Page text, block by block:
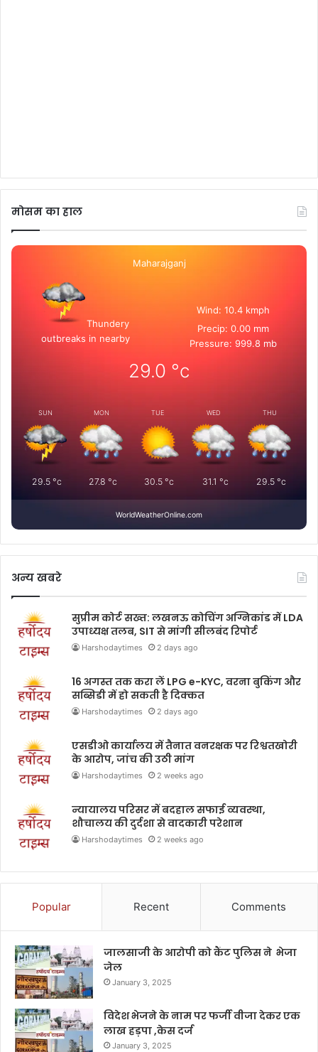
मोसम का हाल
Maharajganj
Thundery
outbreaks in nearby
Wind: 10.4 kmph
Precip: 0.00 mm
Pressure: 999.8 mb
29.0 °c
SUN
29.5°c
MON
27.8 °c
TUE
30.5°c
WED
31.1 °c
THU
29.5 °c
WorldWeatherOnline.com
अन्य खबरे
सुप्रीम कोर्ट सख्त: लखनऊ कोचिंग अग्निकांड में LDA
उपाध्यक्ष तलब, SIT से मांगी सीलबंद रिपोर्ट
Harshodaytimes 2 days ago
16 अगस्त तक करा लें LPG e-KYC, वरना बुकिंग और
सब्सिडी में हो सकती है दिक्कत
Harshodaytimes 2 days ago
एसडीओ कार्यालय में तैनात वनरक्षक पर रिश्वतखोरी
के आरोप, जांच की उठी मांग
Harshodaytimes 2 weeks ago
न्यायालय परिसर में बदहाल सफाई व्यवस्था,
शौचालय की दुर्दशा से वादकारी परेशान
Harshodaytimes 2 weeks ago
Popular Recent Comments
जालसाजी के आरोपी को कैंट पुलिस ने भेजा
जेल
January 3, 2025
विदेश भेजने के नाम पर फर्जी वीजा देकर एक
लाख हड़पा ,केस दर्ज
January 3, 2025